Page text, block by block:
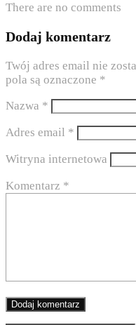
There are no comments
Dodaj komentarz
Twój adres email nie
pola są oznaczone *
Nazwa *
Adres email *
Witryna internetowa
Komentarz *